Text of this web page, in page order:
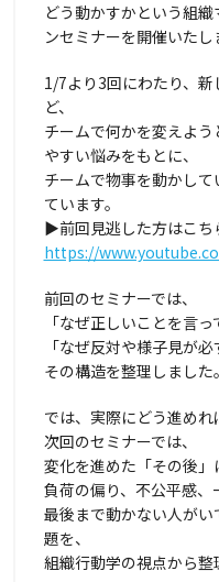
どう動かすかという組
ンセミナーを開催いたし
1/7より3回にわたり、
ど、
チームで何かを変えよ
やすい悩みをもとに、
チームで物事を動かし
ています。
▶前回見逃した方はこち
https://
前回のセミナーでは、
「なぜ正しいことを言
「なぜ反対や様子見が必
その構造を整理しました。
では、実際にどう進めれ
次回のセミナーでは、
変化を進めた「その後」
負荷の偏り、不公平感、
最後まで動かない人が
題を、
組織行動学の視点から整